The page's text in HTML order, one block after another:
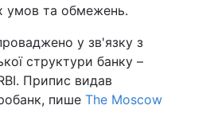
умов та обмежень.
у зв'язку з
структури банку –
Припис видав
пише The Moscow